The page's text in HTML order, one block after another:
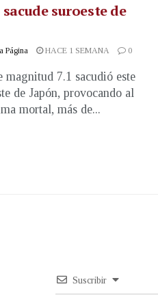
sacude suroeste de
Página HACE 1 SEMANA 0
magnitud 7.1 sacudió este
de Japón, provocando al
mortal, más de...
Suscribir